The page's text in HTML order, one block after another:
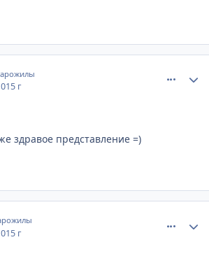
15 г
здравое представление =)
15 г